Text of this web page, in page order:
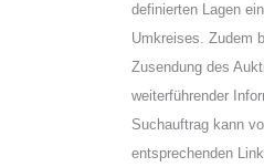
definierten Lagen
Umkreises. Zudem
Zusendung des
weiterführender
Suchauftrag kann
entsprechenden